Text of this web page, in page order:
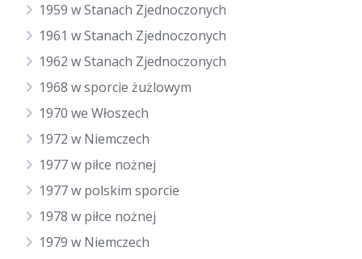
1959 w Stanach Zjednoczonych
1961 w Stanach Zjednoczonych
1962 w Stanach Zjednoczonych
1968 w sporcie żużlowym
1970 we Włoszech
1972 w Niemczech
1977 w piłce nożnej
1977 w polskim sporcie
1978 w piłce nożnej
1979 w Niemczech